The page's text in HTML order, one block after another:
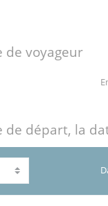
de voyageur
de départ, la